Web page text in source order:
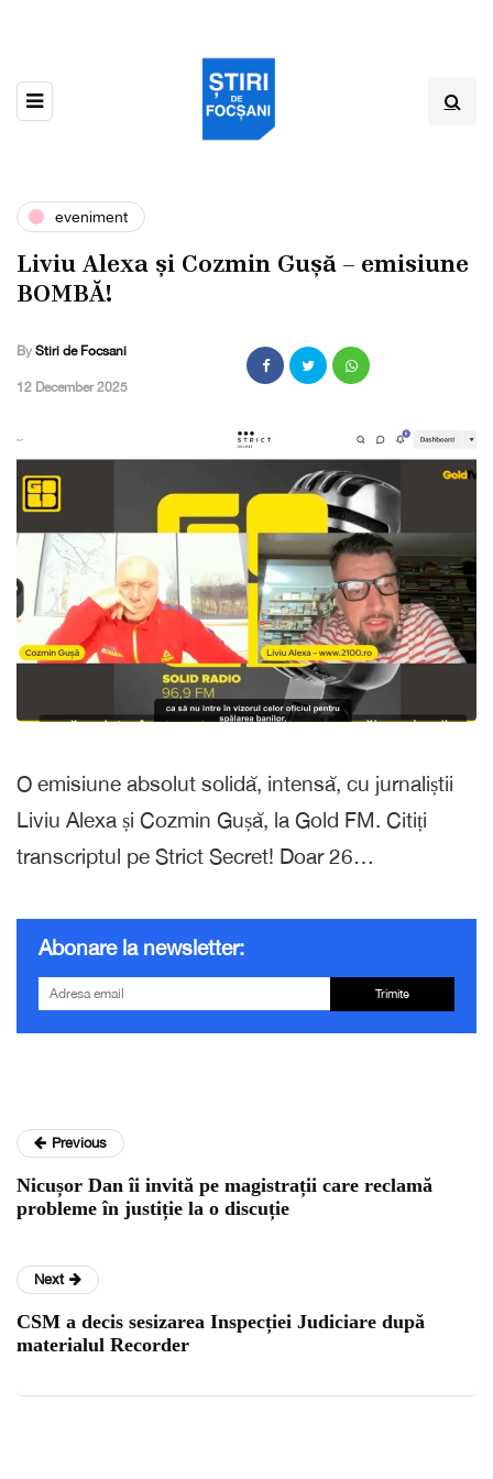
eveniment
Liviu Alexa și Cozmin Gușă – emisiune
BOMBĂ!
By Stiri de Focsani
,12 December 2025
O emisiune absolut solidă, intensă, cu jurnaliștii
Liviu Alexa și Cozmin Gușă, la Gold FM. Citiți
transcriptul pe Strict Secret! Doar 26…
Abonare la newsletter:
Trimite
Previous
Nicușor Dan îi invită pe magistrații care reclamă
probleme în justiție la o discuție
Next
CSM a decis sesizarea Inspecției Judiciare după
materialul Recorder